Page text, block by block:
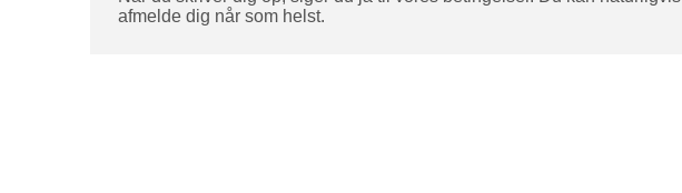
afmelde dig når som helst.